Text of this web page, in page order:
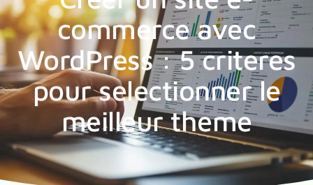
commerce avec
WordPress : 5 criteres
pour selectionner le
meilleur theme